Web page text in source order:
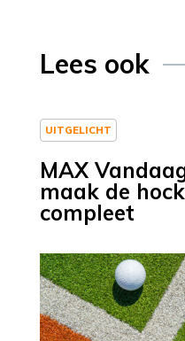
Lees ook
UITGELICHT
MAX
maak de
compleet